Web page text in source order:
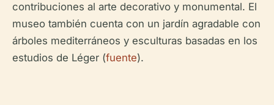
contribuciones al arte decorativo y monumental. El
museo también cuenta con un jardín agradable con
árboles mediterráneos y esculturas basadas en los
estudios de Léger (fuente).